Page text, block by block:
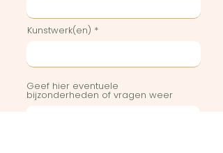
Kunstwerk(en)
Geef hier eventuele
bijzonderheden of vragen weer